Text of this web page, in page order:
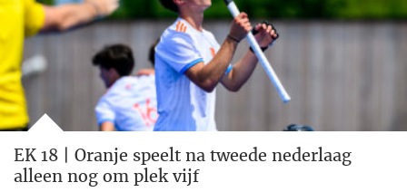
EK 18 | Oranje speelt na tweede nederlaag
alleen nog om plek vijf